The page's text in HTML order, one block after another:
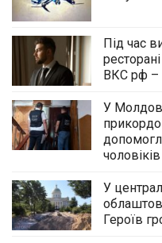
Під час
ВКС рф –
У
У
Героїв